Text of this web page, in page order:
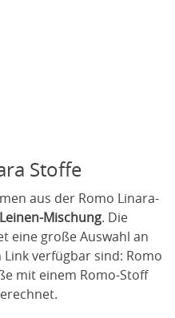
Stoffe
aus der Romo Linara-
Mischung. Die
eine große Auswahl an
verfügbar sind: Romo
mit einem Romo-Stoff